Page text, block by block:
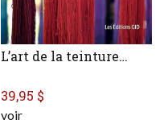
L’art de la teinture…
39,95 $
voir